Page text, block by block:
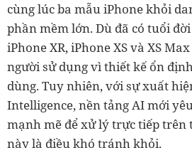
cùng lúc ba mẫu iPhone khỏi
phần mềm lớn. Dù đã có tuổi
iPhone XR, iPhone XS và XS
người sử dụng vì thiết kế ổn
dùng. Tuy nhiên, với sự xuất
Intelligence, nền tảng AI mới
mạnh mẽ để xử lý trực tiếp
này là điều khó tránh khỏi.